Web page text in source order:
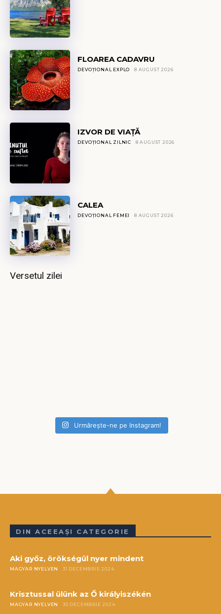
FLOAREA CADAVRU
DEVOȚIONAL EXPLO 8 AUGUST 2026
IZVOR DE VIAȚĂ
DEVOȚIONAL ZILNIC 8 AUGUST 2026
CALEA
DEVOȚIONAL FEMEI 8 AUGUST 2026
Versetul zilei
Urmărește-ne pe Instagram!
DIN ACEEAȘI CATEGORIE
Aki győz, örökségül nyer mindent
MAGYAR NYELVEN 31 DECEMBRIE 2024
Krisztussal ülünk az Ő királyiszékén
MAGYAR NYELVEN 30 DECEMBRIE 2024